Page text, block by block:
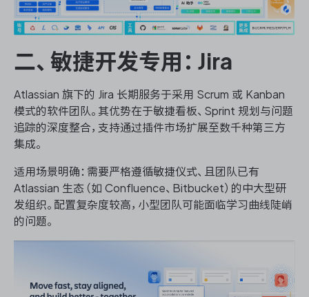
二、敏捷开发专用：Jira
Atlassian 旗下的 Jira 长期服务于采用 Scrum 或 Kanban
模式的软件团队。其优势在于敏捷看板、Sprint 规划与问题
追踪的深度整合，支持通过插件市场扩展至数千种第三方
集成。
适用场景明确：需要严格遵循敏捷仪式、且团队已有
Atlassian 生态（如 Confluence、Bitbucket）的中大型研
发组织。配置复杂度较高，小型团队可能面临学习曲线陡峭
的问题。